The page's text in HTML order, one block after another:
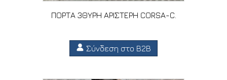
ΠΟΡΤΑ 3ΘΥΡΗ ΑΡΙΣΤΕΡΗ CORSA-C.
Σύνδεση στο B2B